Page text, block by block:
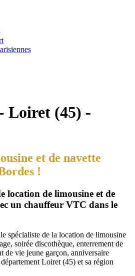
Loiret (45) -
et de navette
!
location de limousine et de
un chauffeur VTC dans le
spécialiste de la location de limousine
soirée discothèque, enterrement de
de vie jeune garçon, anniversaire
Loiret (45) et sa région